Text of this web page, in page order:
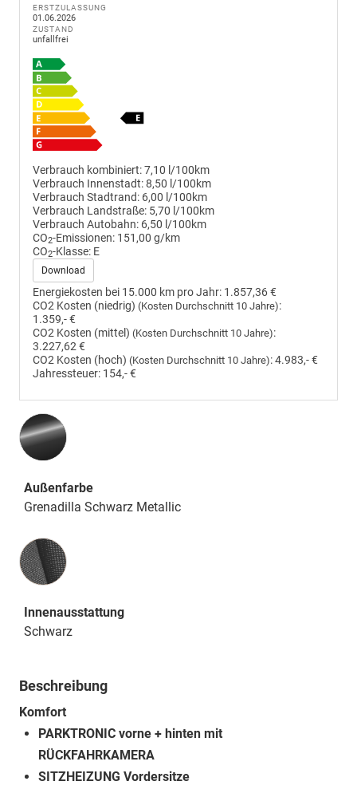
ERSTZULASSUNG
01.06.2026
ZUSTAND
unfallfrei
Verbrauch kombiniert:7,10 l/100km
Verbrauch Innenstadt:8,50 l/100km
Verbrauch Stadtrand: 6,00 l/100km
Verbrauch Landstraße: 5,70 l/100km
Verbrauch Autobahn: 6,50 l/100km
CO2-Emissionen: 151,00 g/km
CO2-Klasse: E
Download
Energiekosten bei 15.000 km pro Jahr: 1.857,36 €
CO2 Kosten (niedrig) (Kosten Durchschnitt 10 Jahre):
1.359,- €
CO2 Kosten (mittel) (Kosten Durchschnitt 10 Jahre):
3.227,62 €
CO2 Kosten (hoch) (Kosten Durchschnitt 10 Jahre):4.983,- €
Jahressteuer: 154,- €
Außenfarbe
Grenadilla Schwarz Metallic
Innenausstattung
Innenausstattung
Schwarz
Beschreibung
Komfort
PARKTRONIC vorne + hinten mit
RÜCKFAHRKAMERA
SITZHEIZUNG Vordersitze